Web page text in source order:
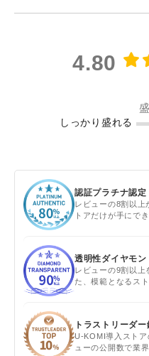
4.80
しっかり盛れる
認証プラチナ認定
レビューの8割以上
トアだけが手にで
透明性ダイヤモン
レビューの9割以上
た、模範となるス
トラストリーダー
U-KOMI導入スト
ューの公開数で業